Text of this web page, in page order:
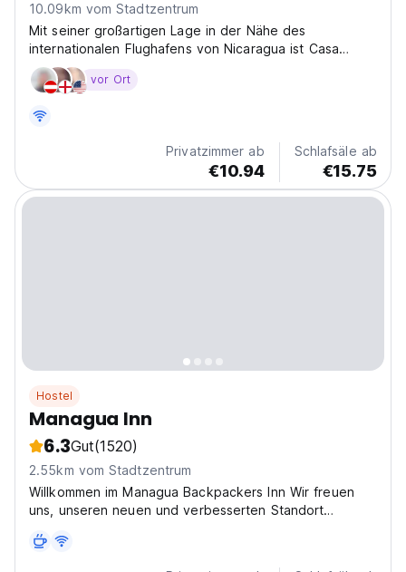
10.09km vom Stadtzentrum
Mit seiner großartigen Lage in der Nähe des
internationalen Flughafens von Nicaragua ist Casa
Montoco der perfekte Zwischenstopp für Touristen,
die spät in der Nacht ankommen oder früh am Morgen
vor Ort
Privatzimmer ab
€10.94
Schlafsäle ab
€15.75
Hostel
Managua Inn
6.3Gut(1520)
2.55km vom Stadtzentrum
Willkommen im Managua Backpackers Inn Wir freuen
uns, unseren neuen und verbesserten Standort
einladende Umgebung für alle unsere Gäste bietet. Im
MBI haben wir über ein Jahrzehnt Erfahrung mit der